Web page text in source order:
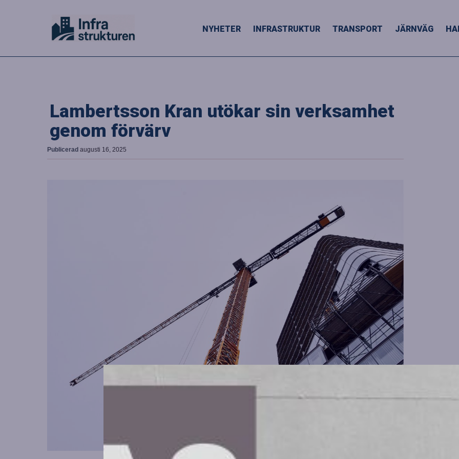
NYHETER INFRASTRUKTUR TRANSPORT JÄRNVÄG
Lambertsson Kran utökar sin verksamhet
genom förvärv
Publicerad augusti 16, 2025